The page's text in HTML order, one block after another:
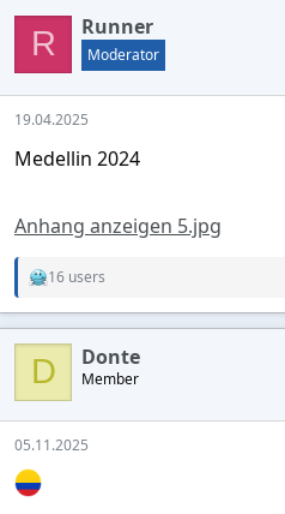
c
o
:
R Runner
Moderator
19.04.2025
Medellin 2024
Anhang anzeigen 5.jpg
R
c
o
n
s
:
16 users
D Donte
Member
05.11.2025